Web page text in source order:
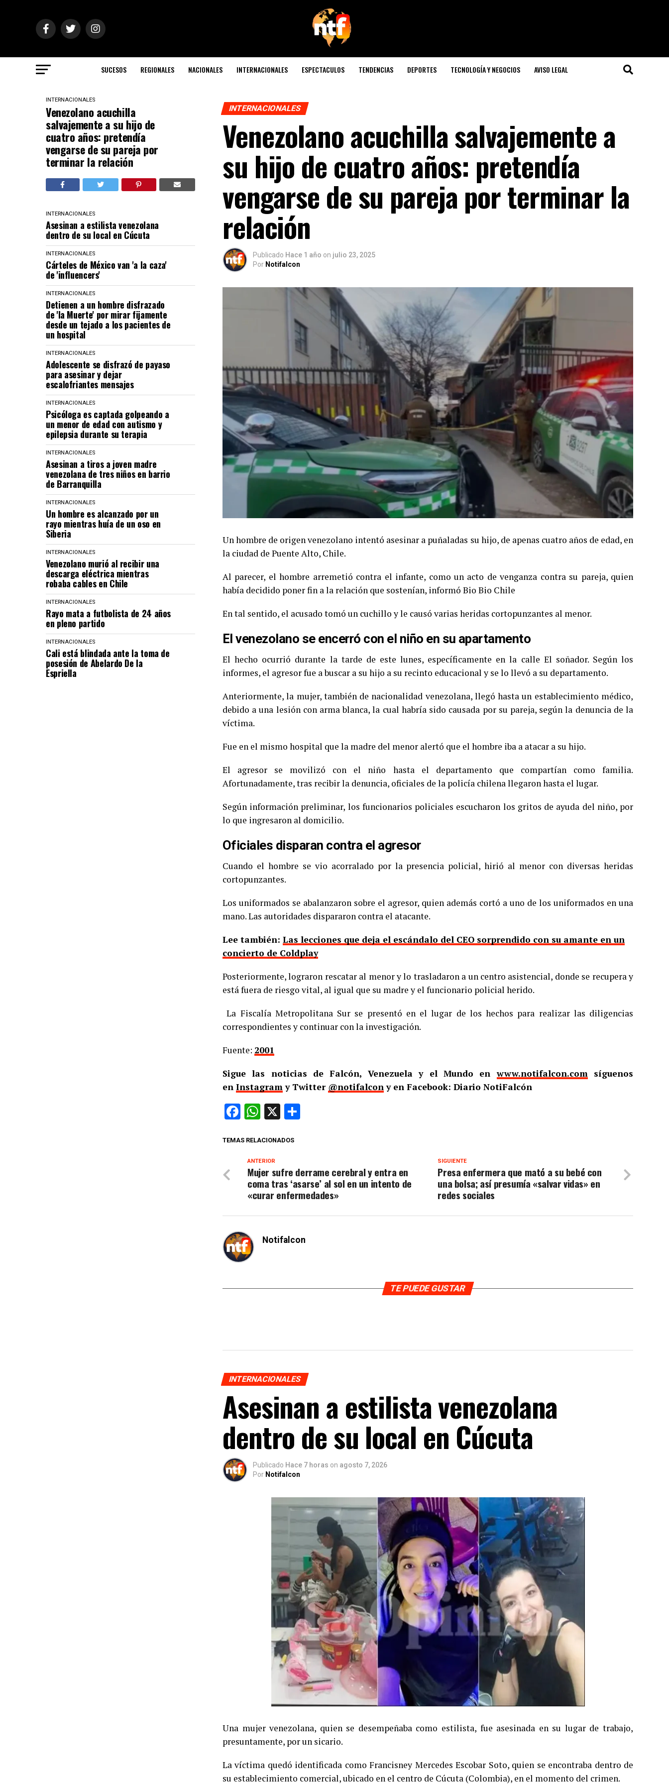
SUCESOS REGIONALES NACIONALES INTERNACIONALES ESPECTACULOS TENDENCIAS DEPORTES TECNOLOGÍA Y NEGOCIOS AVISO LEGAL
INTERNACIONALES
Venezolano acuchilla
salvajemente a su hijo de
cuatro años: pretendía
vengarse de su pareja por
terminar la relación
INTERNACIONALES
Asesinan a estilista venezolana
dentro de su local en Cúcuta
INTERNACIONALES
Cárteles de México van 'a la caza'
de 'influencers'
INTERNACIONALES
Detienen a un hombre disfrazado
de 'la Muerte' por mirar fijamente
desde un tejado a los pacientes de
un hospital
INTERNACIONALES
Adolescente se disfrazó de payaso
para asesinar y dejar
escalofriantes mensajes
INTERNACIONALES
Psicóloga es captada golpeando a
un menor de edad con autismo y
epilepsia durante su terapia
INTERNACIONALES
Asesinan a tiros a joven madre
venezolana de tres niños en barrio
de Barranquilla
INTERNACIONALES
Un hombre es alcanzado por un
rayo mientras huía de un oso en
Siberia
INTERNACIONALES
Venezolano murió al recibir una
descarga eléctrica mientras
robaba cables en Chile
INTERNACIONALES
Rayo mata a futbolista de 24 años
en pleno partido
INTERNACIONALES
Cali está blindada ante la toma de
posesión de Abelardo De la
Espriella
INTERNACIONALES
Venezolano acuchilla salvajemente a
su hijo de cuatro años: pretendía
vengarse de su pareja por terminar la
relación
Publicado Hace 1 año on julio 23, 2025
Por Notifalcon
Un hombre de origen venezolano intentó asesinar a puñaladas su hijo, de apenas cuatro años de edad, en
la ciudad de Puente Alto, Chile.
Al parecer, el hombre arremetió contra el infante, como un acto de venganza contra su pareja, quien
había decidido poner fin a la relación que sostenían, informó Bio Bio Chile
En tal sentido, el acusado tomó un cuchillo y le causó varias heridas cortopunzantes al menor.
El venezolano se encerró con el niño en su apartamento
El hecho ocurrió durante la tarde de este lunes, específicamente en la calle El soñador. Según los
informes, el agresor fue a buscar a su hijo a su recinto educacional y se lo llevó a su departamento.
Anteriormente, la mujer, también de nacionalidad venezolana, llegó hasta un establecimiento médico,
debido a una lesión con arma blanca, la cual habría sido causada por su pareja, según la denuncia de la
víctima.
Fue en el mismo hospital que la madre del menor alertó que el hombre iba a atacar a su hijo.
El agresor se movilizó con el niño hasta el departamento que compartían como familia.
Afortunadamente, tras recibir la denuncia, oficiales de la policía chilena llegaron hasta el lugar.
Según información preliminar, los funcionarios policiales escucharon los gritos de ayuda del niño, por
lo que ingresaron al domicilio.
Oficiales disparan contra el agresor
Cuando el hombre se vio acorralado por la presencia policial, hirió al menor con diversas heridas
cortopunzantes.
Los uniformados se abalanzaron sobre el agresor, quien además cortó a uno de los uniformados en una
mano. Las autoridades dispararon contra el atacante.
Lee también: Las lecciones que deja el escándalo del CEO sorprendido con su amante en un
concierto de Coldplay
Posteriormente, lograron rescatar al menor y lo trasladaron a un centro asistencial, donde se recupera y
está fuera de riesgo vital, al igual que su madre y el funcionario policial herido.
La Fiscalía Metropolitana Sur se presentó en el lugar de los hechos para realizar las diligencias
correspondientes y continuar con la investigación.
Fuente: 2001
Sigue las noticias de Falcón, Venezuela y el Mundo enwww.notifalcon.comsíguenos
en Instagramy Twitter @notifalcony en Facebook: Diario NotiFalcón
Facebook
WhatsApp
X
TEMAS RELACIONADOS
SIGUIENTE
Presa enfermera que mató a su bebé con
una bolsa; así presumía «salvar vidas» en
redes sociales
ANTERIOR
Mujer sufre derrame cerebral y entra en
coma tras ‘asarse’ al sol en un intento de
«curar enfermedades»
Notifalcon
TE PUEDE GUSTAR
INTERNACIONALES
Asesinan a estilista venezolana
dentro de su local en Cúcuta
Publicado Hace 7 horas on agosto 7, 2026
Por Notifalcon
Una mujer venezolana, quien se desempeñaba como estilista, fue asesinada en su lugar de trabajo,
presuntamente, por un sicario.
La víctima quedó identificada como Francisney Mercedes Escobar Soto, quien se encontraba dentro de
su establecimiento comercial, ubicado en el centro de Cúcuta (Colombia), en el momento del crimen.